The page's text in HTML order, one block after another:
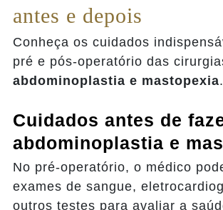
antes e depois
Conheça os cuidados
pré e pós-operatório das
abdominoplastia e mastopexia.
Cuidados antes de
abdominoplastia e
No pré-operatório, o médico
exames de sangue,
outros testes para avaliar a